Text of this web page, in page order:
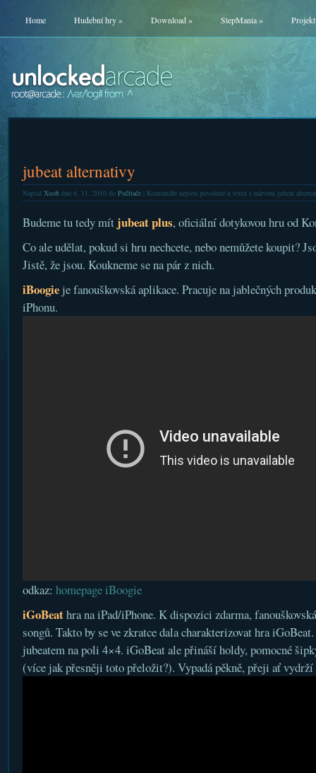
Home Hudební hry» Download» StepMania»
jubeat alternativy
Napsal Xsoftdne 6. 11. 2010 do Počítače| Komentáře nejsou povolenéu textu s názvem jubeat
Budeme tu tedy mít jubeat plus, oficiální dotykovou hru od
Co ale udělat, pokud si hru nechcete, nebo nemůžete koupit?
Jistě, že jsou. Koukneme se na pár z nich.
iBoogieje fanouškovská aplikace. Pracuje na jablečných
iPhonu.
odkaz: homepage iBoogie
iGoBeathra na iPad/iPhone. K dispozici zdarma,
songů. Takto by se ve zkratce dala charakterizovat hra
jubeatem na poli 4×4. iGoBeat ale přináší holdy, pomocné
(více jak přesněji toto přeložit?). Vypadá pěkně, přeji ať vydrží